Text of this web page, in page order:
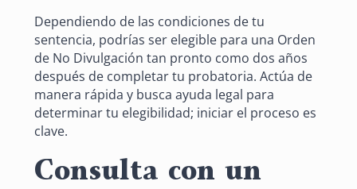
Dependiendo de las condiciones de tu
sentencia, podrías ser elegible para una Orden
de No Divulgación tan pronto como dos años
después de completar tu probatoria. Actúa de
manera rápida y busca ayuda legal para
determinar tu elegibilidad; iniciar el proceso es
clave.
Consulta con un